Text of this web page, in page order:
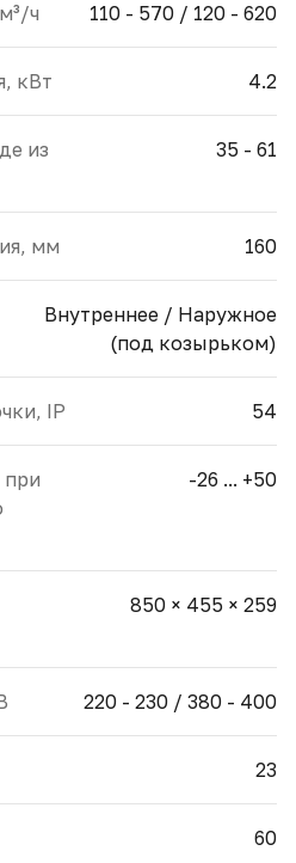
ч 110 - 570 / 120 - 620
кВт 4.2
из
35 - 61
мм 160
Внутреннее / Наружное
(под козырьком)
IP 54
при
-26 ... +50
850 × 455 × 259
220 - 230 / 380 - 400
23
60